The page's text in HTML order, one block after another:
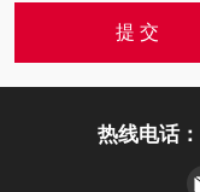
热线电话：